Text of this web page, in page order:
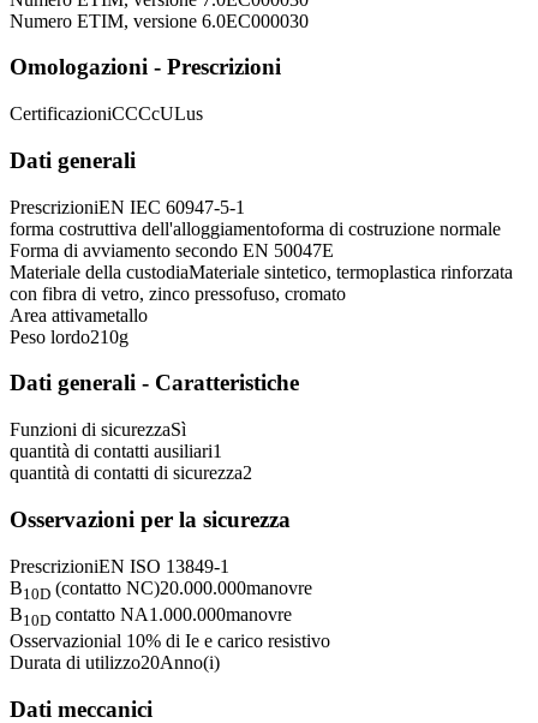
Numero ETIM, versione 6.0EC000030
Omologazioni - Prescrizioni
CertificazioniCCCcULus
Dati generali
PrescrizioniEN IEC 60947-5-1
forma costruttiva dell'alloggiamentoforma di costruzione normale
Forma di avviamento secondo EN 50047E
Materiale della custodiaMateriale sintetico, termoplastica rinforzata
con fibra di vetro, zinco pressofuso, cromato
Area attivametallo
Peso lordo210g
Dati generali - Caratteristiche
Funzioni di sicurezzaSì
quantità di contatti ausiliari1
quantità di contatti di sicurezza2
Osservazioni per la sicurezza
PrescrizioniEN ISO 13849-1
B10D (contatto NC)20.000.000manovre
B10D contatto NA1.000.000manovre
Osservazionial 10% di Ie e carico resistivo
Durata di utilizzo20Anno(i)
Dati meccanici